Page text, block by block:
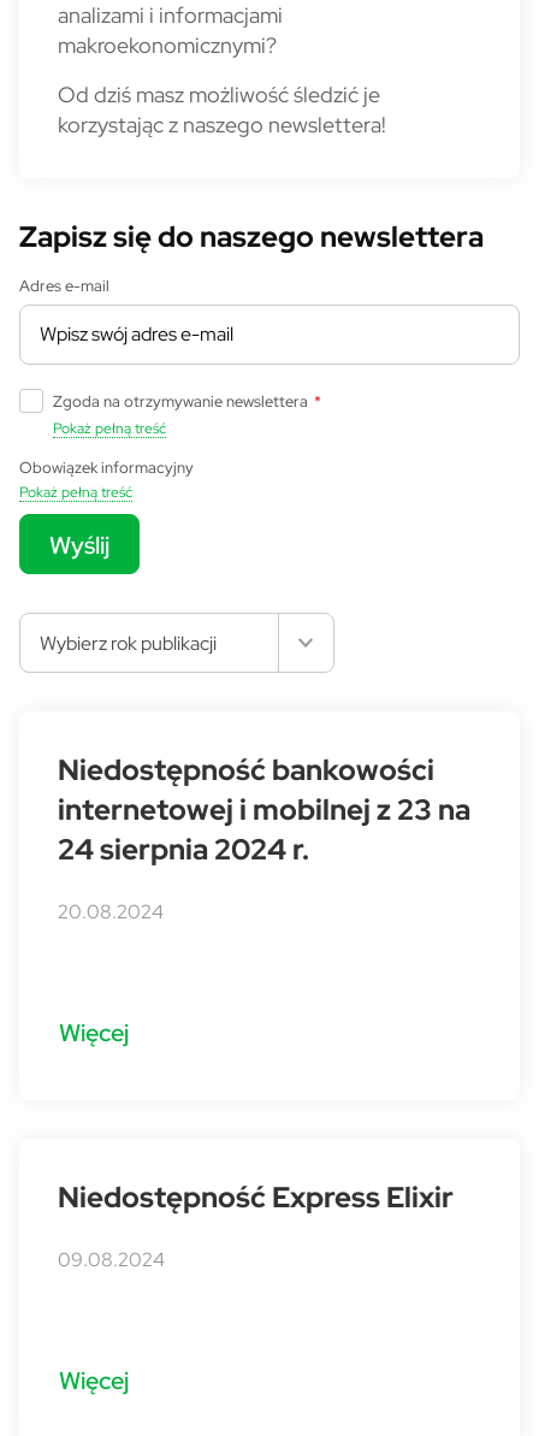
analizami i informacjami
makroekonomicznymi?
Od dziś masz możliwość śledzić je
korzystając z naszego newslettera!
Zapisz się do naszego newslettera
Adres e-mail
Zgoda na otrzymywanie newslettera *
Pokaż pełną treść
Obowiązek informacyjny
Pokaż pełną treść
Wyślij
Wybierz rok publikacji
Niedostępność bankowości
internetowej i mobilnej z 23 na
24 sierpnia 2024 r.
20.08.2024
Więcej
Niedostępność Express Elixir
09.08.2024
Więcej